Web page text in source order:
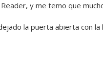
y me temo que
la puerta abierta con